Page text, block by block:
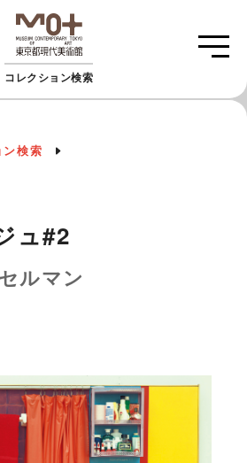
コレクション検索
ン検索
ュ#2
ルマン